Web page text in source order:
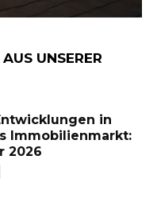
UNSERER
in
Immobilienmarkt:
2026